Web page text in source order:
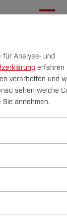
Quicklinks
nur
Analyse- und
erfahren
verarbeiten und
sehen welche
annehmen.